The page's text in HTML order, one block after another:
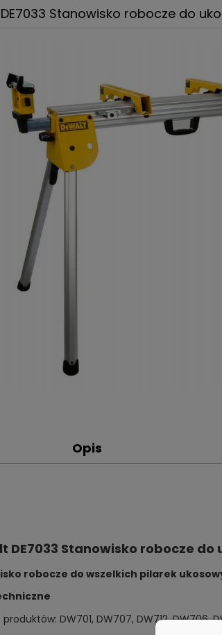
Stanowisko robocze do
Opis
DE7033 Stanowisko robocze
robocze do wszelkich pilarek
produktów: DW701, DW707, DW712, DW706,